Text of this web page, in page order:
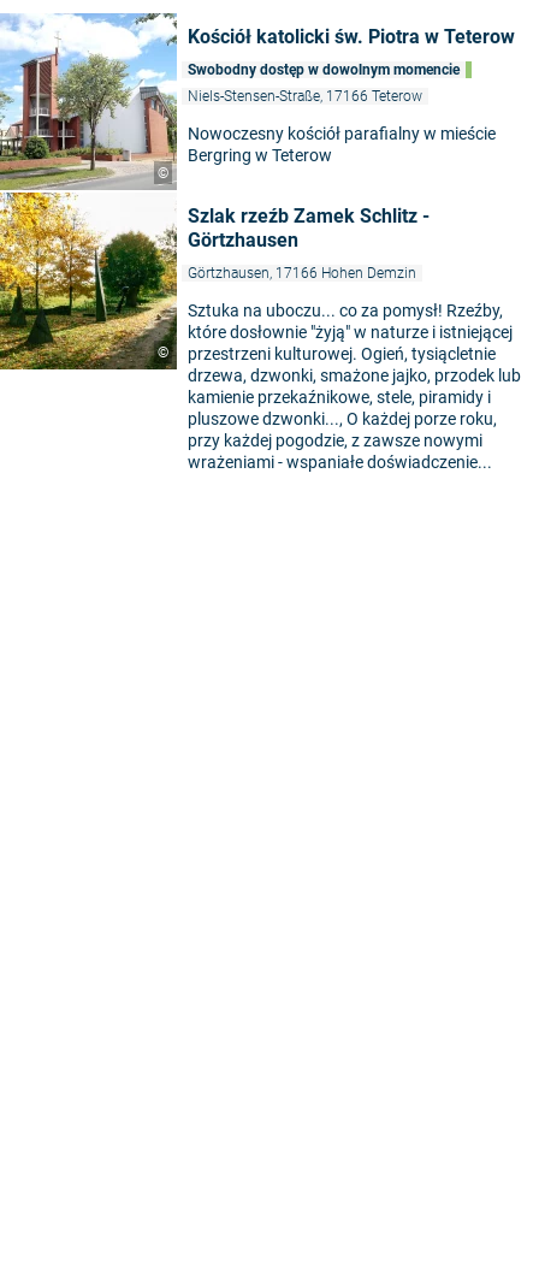
©
Kościół katolicki św. Piotra w Teterow
Swobodny dostęp w dowolnym momencie
Niels-Stensen-Straße, 17166 Teterow
Nowoczesny kościół parafialny w mieście
Bergring w Teterow
©
Szlak rzeźb Zamek Schlitz -
Görtzhausen
Görtzhausen, 17166 Hohen Demzin
Sztuka na uboczu... co za pomysł! Rzeźby,
które dosłownie "żyją" w naturze i istniejącej
przestrzeni kulturowej. Ogień, tysiącletnie
drzewa, dzwonki, smażone jajko, przodek lub
kamienie przekaźnikowe, stele, piramidy i
pluszowe dzwonki..., O każdej porze roku,
przy każdej pogodzie, z zawsze nowymi
wrażeniami - wspaniałe doświadczenie...